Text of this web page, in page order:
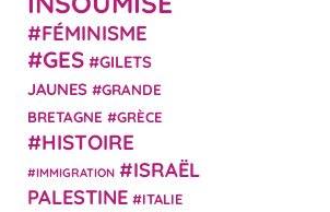
FÉMINISME
GES
GILETS
JAUNES
GRANDE
BRETAGNE
GRÈCE
HISTOIRE
IMMIGRATION
ISRAËL
PALESTINE
ITALIE